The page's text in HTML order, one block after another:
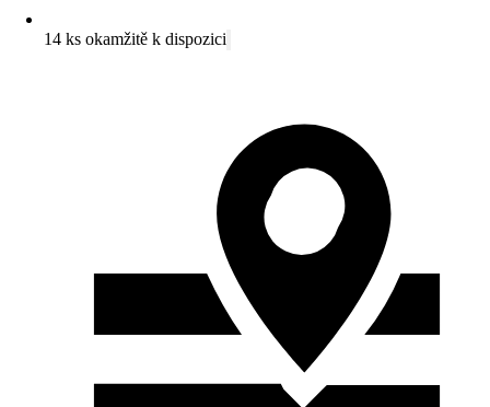
14 ks okamžitě k dispozici